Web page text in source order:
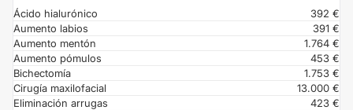
Ácido hialurónico
392 €
Aumento labios
391 €
Aumento mentón
1.764 €
Aumento pómulos
453 €
Bichectomía
1.753 €
Cirugía maxilofacial
13.000 €
Eliminación arrugas
423 €